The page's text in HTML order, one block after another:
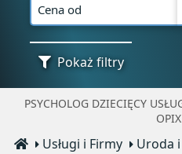
Cena od
Pokaż filtry
PSYCHOLOG DZIECIĘCY
Usługi i Firmy
Uroda